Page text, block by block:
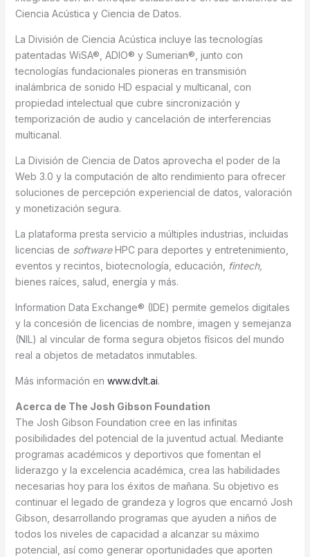
Ciencia Acústica y Ciencia de Datos.
La División de Ciencia Acústica incluye las tecnologías
patentadas WiSA®, ADIO® y Sumerian®, junto con
tecnologías fundacionales pioneras en transmisión
inalámbrica de sonido HD espacial y multicanal, con
propiedad intelectual que cubre sincronización y
temporización de audio y cancelación de interferencias
multicanal.
La División de Ciencia de Datos aprovecha el poder de la
Web 3.0 y la computación de alto rendimiento para ofrecer
soluciones de percepción experiencial de datos, valoración
y monetización segura.
La plataforma presta servicio a múltiples industrias, incluidas
licencias de softwareHPC para deportes y entretenimiento,
eventos y recintos, biotecnología, educación,
fintech,
bienes raíces, salud, energía y más.
Information Data Exchange® (IDE) permite gemelos digitales
y la concesión de licencias de nombre, imagen y semejanza
(NIL) al vincular de forma segura objetos físicos del mundo
real a objetos de metadatos inmutables.
Más información en www.dvlt.ai.
Acerca de The Josh Gibson Foundation
The Josh Gibson Foundation cree en las infinitas
posibilidades del potencial de la juventud actual. Mediante
programas académicos y deportivos que fomentan el
liderazgo y la excelencia académica, crea las habilidades
necesarias hoy para los éxitos de mañana. Su objetivo es
continuar el legado de grandeza y logros que encarnó Josh
Gibson, desarrollando programas que ayuden a niños de
todos los niveles de capacidad a alcanzar su máximo
potencial, así como generar oportunidades que aporten